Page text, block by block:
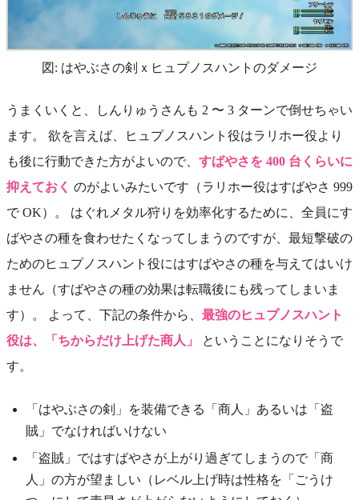
図: はやぶさの剣ｘヒュプノスハントのダメージ
うまくいくと、しんりゅうさんも 2 〜 3 ターンで倒せちゃい
ます。 欲を言えば、ヒュプノスハント役はラリホー役より
も後に行動できた方がよいので、 すばやさを 400 台くらいに
抑えておく のがよいみたいです（ラリホー役はすばやさ 999
で OK）。 はぐれメタル狩りを効率化するために、全員にす
ばやさの種を食わせたくなってしまうのですが、最短撃破の
ためのヒュプノスハント役にはすばやさの種を与えてはいけ
ません（すばやさの種の効果は転職後にも残ってしまいま
す）。 よって、下記の条件から、 最強のヒュプノスハント
役は、「ちからだけ上げた商人」
ということになりそうで
す。
「はやぶさの剣」を装備できる「商人」あるいは「盗
賊」でなければいけない
「盗賊」ではすばやさが上がり過ぎてしまうので「商
人」の方が望ましい（レベル上げ時は性格を「ごうけ